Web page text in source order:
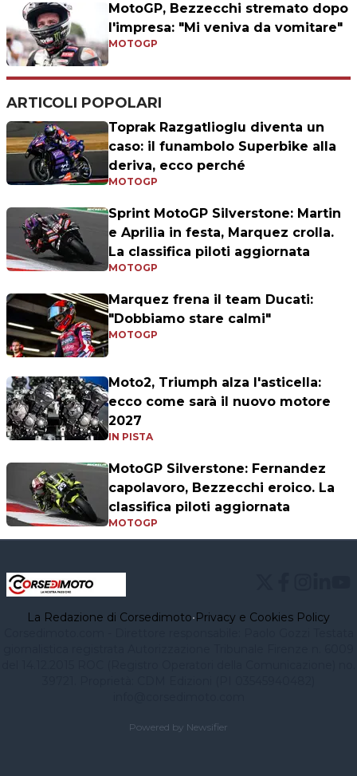
MotoGP, Bezzecchi stremato dopo
l'impresa: "Mi veniva da vomitare"
MOTOGP
ARTICOLI POPOLARI
Toprak Razgatlioglu diventa un
caso: il funambolo Superbike alla
deriva, ecco perché
MOTOGP
Sprint MotoGP Silverstone: Martin
e Aprilia in festa, Marquez crolla.
La classifica piloti aggiornata
MOTOGP
Marquez frena il team Ducati:
"Dobbiamo stare calmi"
MOTOGP
Moto2, Triumph alza l'asticella:
ecco come sarà il nuovo motore
2027
IN PISTA
MotoGP Silverstone: Fernandez
capolavoro, Bezzecchi eroico. La
classifica piloti aggiornata
MOTOGP
La Redazione di Corsedimoto•Privacy e Cookies Policy
Powered by Newsifier